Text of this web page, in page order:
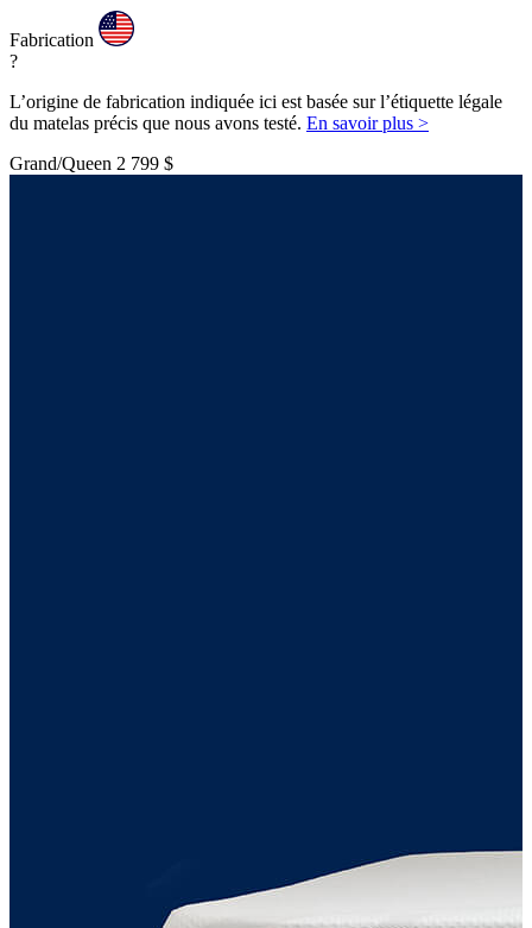
Fabrication
?
L’origine de fabrication indiquée ici est basée sur l’étiquette légale
du matelas précis que nous avons testé. En savoir plus >
Grand/Queen 2 799 $